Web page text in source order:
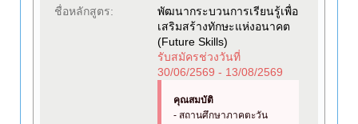
ชื่อหลักสูตร:
พัฒนากระบวนการเรียนรู้เพื่อ
เสริมสร้างทักษะแห่งอนาคต
(Future Skills)
รับสมัครช่วงวันที่
30/06/2569 - 13/08/2569
คุณสมบัติ
- สถานศึกษาภาคตะวัน